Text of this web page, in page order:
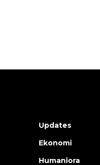
Updates
Ekonomi
Humaniora